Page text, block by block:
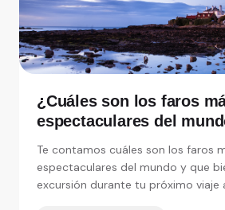
¿Cuáles son los faros
espectaculares del
Te contamos cuáles son los faros
espectaculares del mundo y que
excursión durante tu próximo viaje